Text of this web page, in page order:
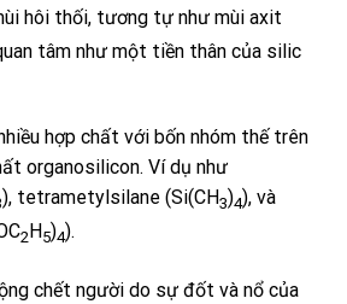
hôi thối, tương tự như mùi axit
tâm như một tiền thân của silic
hợp chất với bốn nhóm thế trên
organosilicon. Ví dụ như
), tetrametylsilane (Si(CH3)4), và
2H5)4).
chết người do sự đốt và nổ của